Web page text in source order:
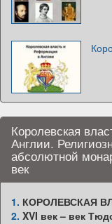
Королевская
Англии.
абсолютной
век
1. КОРОЛЕВСКАЯ
2. XVI век – век